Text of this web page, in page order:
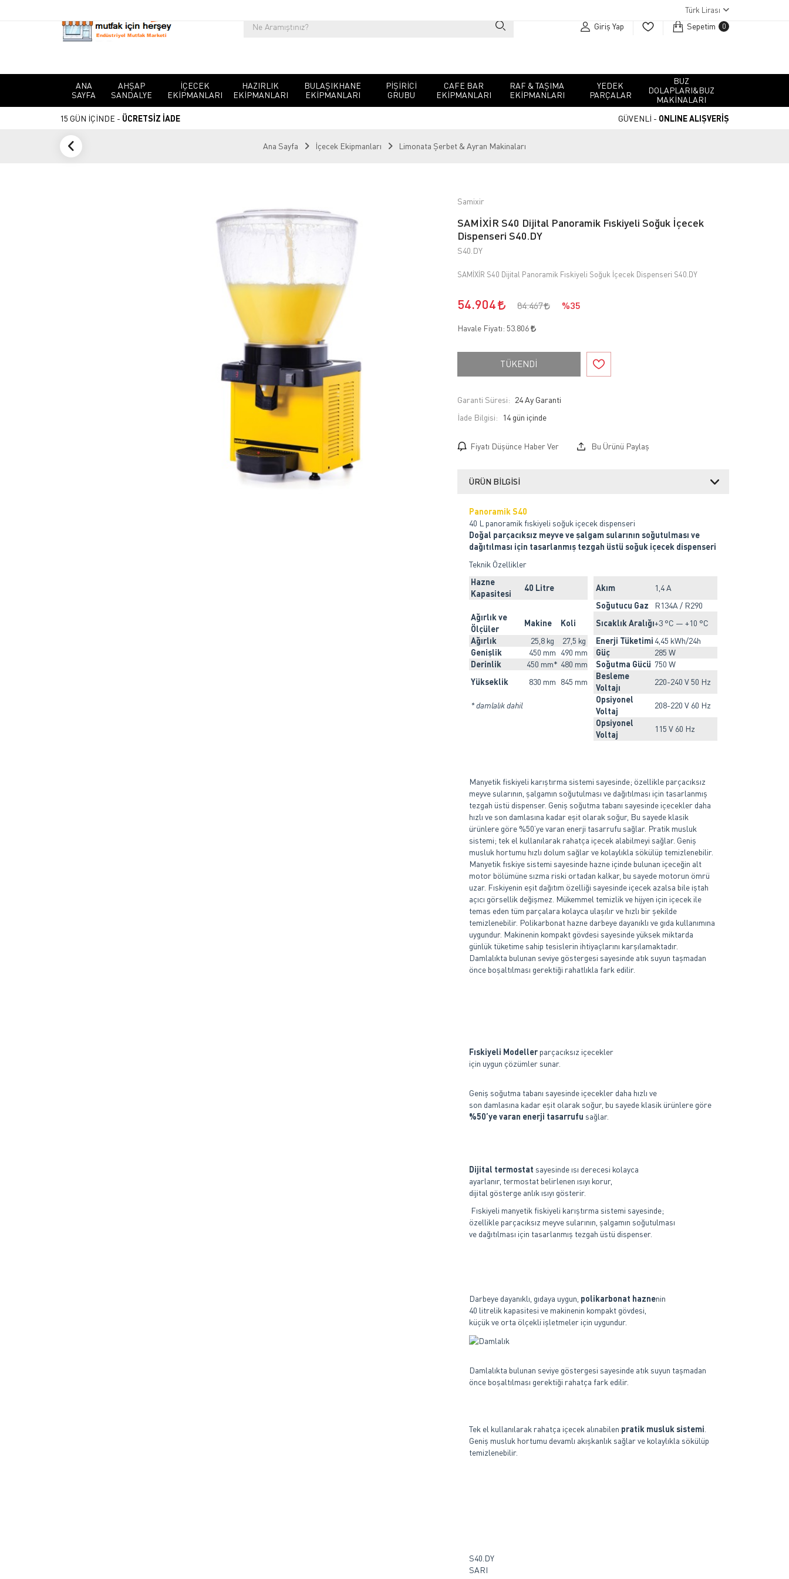
Türk Lirası
Giriş Yap Sepetim 0
ANA
SAYFA
AHŞAP
SANDALYE
İÇECEK
EKIPMANLARI
HAZIRLIK
EKIPMANLARI
BULAŞIKHANE
EKIPMANLARI
PIŞIRICI
GRUBU
CAFE BAR
EKIPMANLARI
RAF & TAŞIMA
EKIPMANLARI
YEDEK
PARÇALAR
BUZ
DOLAPLARI&BUZ
MAKINALARI
15 GÜN İÇİNDE - ÜCRETSİZ İADE GÜVENLİ - ONLINE ALIŞVERİŞ
Ana Sayfa İçecek Ekipmanları Limonata Şerbet & Ayran Makinaları
Samixir
SAMİXİR S40 Dijital Panoramik Fıskiyeli Soğuk İçecek
Dispenseri S40.DY
S40.DY
SAMİXİR S40 Dijital Panoramik Fıskiyeli Soğuk İçecek Dispenseri S40.DY
54.904 84.467 %35
Havale Fiyatı: 53.806
TÜKENDİ
Garanti Süresi: 24 Ay Garanti
İade Bilgisi:
Fiyatı Düşünce Haber Ver Bu Ürünü Paylaş
ÜRÜN BILGISI
Panoramik S40
40 L panoramik fıskiyeli soğuk içecek dispenseri
Doğal parçacıksız meyve ve şalgam sularının soğutulması ve
dağıtılması için tasarlanmış tezgah üstü soğuk içecek dispenseri
Teknik Özellikler
Hazne
Kapasitesi
40 Litre Akım
1,4 A
Soğutucu Gaz
R134A / R290
Ağırlık ve
Ölçüler
Makine Koli Sıcaklık Aralığı+3 °C — +10 °C
Ağırlık
25,8 kg 27,5 kg Enerji Tüketimi 4,45 kWh/24h
Genişlik
450 mm 490 mm Güç
285 W
Derinlik
450 mm* 480 mm Soğutma Gücü 750 W
Yükseklik
830 mm 845 mm
Besleme
Voltajı
220-240 V 50 Hz
* damlalık dahil
Opsiyonel
Voltaj
208-220 V 60 Hz
Opsiyonel
Voltaj
115 V 60 Hz
Manyetik fiskiyeli karıştırma sistemi sayesinde; özellikle parçacıksız
meyve sularının, şalgamın soğutulması ve dağıtılması için tasarlanmış
tezgah üstü dispenser. Geniş soğutma tabanı sayesinde içecekler daha
hızlı ve son damlasına kadar eşit olarak soğur, Bu sayede klasik
ürünlere göre %50’ye varan enerji tasarrufu sağlar. Pratik musluk
sistemi; tek el kullanılarak rahatça içecek alabilmeyi sağlar. Geniş
musluk hortumu hızlı dolum sağlar ve kolaylıkla sökülüp temizlenebilir.
Manyetik fıskiye sistemi sayesinde hazne içinde bulunan içeceğin alt
motor bölümüne sızma riski ortadan kalkar, bu sayede motorun ömrü
uzar. Fıskiyenin eşit dağıtım özelliği sayesinde içecek azalsa bile iştah
açıcı görsellik değişmez. Mükemmel temizlik ve hijyen için içecek ile
temas eden tüm parçalara kolayca ulaşılır ve hızlı bir şekilde
temizlenebilir. Polikarbonat hazne darbeye dayanıklı ve gıda kullanımına
uygundur. Makinenin kompakt gövdesi sayesinde yüksek miktarda
günlük tüketime sahip tesislerin ihtiyaçlarını karşılamaktadır.
Damlalıkta bulunan seviye göstergesi sayesinde atık suyun taşmadan
önce boşaltılması gerektiği rahatlıkla fark edilir.
Fıskiyeli Modellerparçacıksız içecekler
için uygun çözümler sunar.
Geniş soğutma tabanı sayesinde içecekler daha hızlı ve
son damlasına kadar eşit olarak soğur, bu sayede klasik ürünlere göre
%50’ye varan enerji tasarrufu sağlar.
Dijital termostat sayesinde ısı derecesi kolayca
ayarlanır, termostat belirlenen ısıyı korur,
dijital gösterge anlık ısıyı gösterir.
Fıskiyeli manyetik fiskiyeli karıştırma sistemi sayesinde;
özellikle parçacıksız meyve sularının, şalgamın soğutulması
ve dağıtılması için tasarlanmış tezgah üstü dispenser.
Darbeye dayanıklı, gıdaya uygun, polikarbonat haznenin
40 litrelik kapasitesi ve makinenin kompakt gövdesi,
küçük ve orta ölçekli işletmeler için uygundur.
Damlalıkta bulunan seviye göstergesi sayesinde atık suyun taşmadan
önce boşaltılması gerektiği rahatça fark edilir.
Tek el kullanılarak rahatça içecek alınabilen pratik musluk sistemi
Geniş musluk hortumu devamlı akışkanlık sağlar ve kolaylıkla sökülüp
temizlenebilir.
S40.DY
SARI